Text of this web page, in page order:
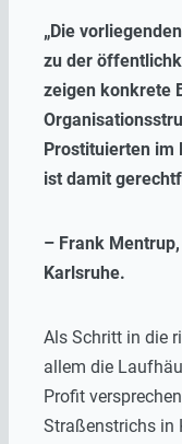
„Die
zu der
zeigen konkrete
Prostituierten im
ist damit
– Frank
Karlsruhe.
Als Schritt in die
allem die
Profit
Straßenstrichs in